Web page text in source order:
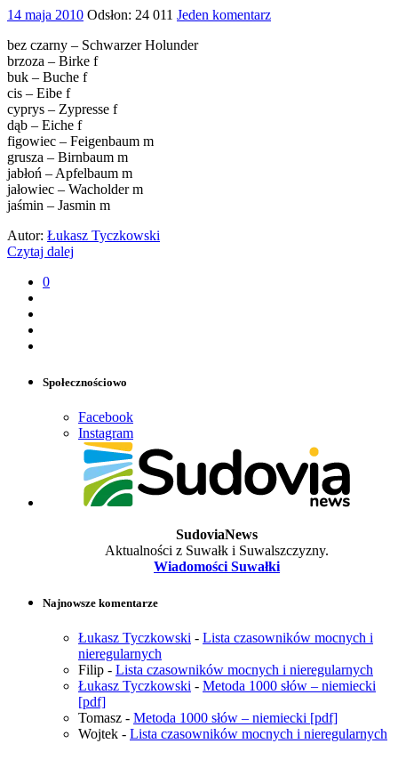
14 maja 2010 Odsłon: 24 011 Jeden komentarz
bez czarny – Schwarzer Holunder
brzoza – Birke f
buk – Buche f
cis – Eibe f
cyprys – Zypresse f
dąb – Eiche f
figowiec – Feigenbaum m
grusza – Birnbaum m
jabłoń – Apfelbaum m
jałowiec – Wacholder m
jaśmin – Jasmin m
Autor: Łukasz Tyczkowski
Czytaj dalej
0
Społecznościowo
Facebook
Instagram
SudoviaNews
Aktualności z Suwałk i Suwalszczyzny.
Wiadomości Suwałki
Najnowsze komentarze
Łukasz Tyczkowski - Lista czasowników mocnych i
nieregularnych
Filip - Lista czasowników mocnych i nieregularnych
Łukasz Tyczkowski - Metoda 1000 słów – niemiecki
[pdf]
Tomasz - Metoda 1000 słów – niemiecki [pdf]
Wojtek - Lista czasowników mocnych i nieregularnych